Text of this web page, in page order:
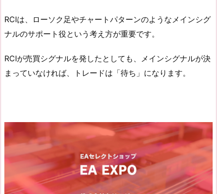
RCIは、ローソク足やチャートパターンのようなメインシグ
ナルのサポート役という考え方が重要です。
RCIが売買シグナルを発したとしても、メインシグナルが決
まっていなければ、トレードは「待ち」になります。